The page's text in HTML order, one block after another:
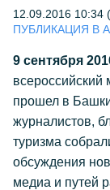
12.09.2016 10:34
ПУБЛИКАЦИЯ В
9 сентября
прошел в
журналистов,
туризма
обсуждения
медиа и путей